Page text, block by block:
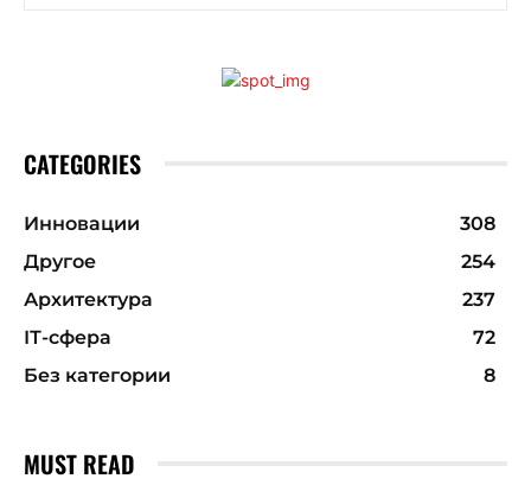
CATEGORIES
Инновации
308
Другое
254
Архитектура
237
ІТ-сфера
72
Без категории
8
MUST READ